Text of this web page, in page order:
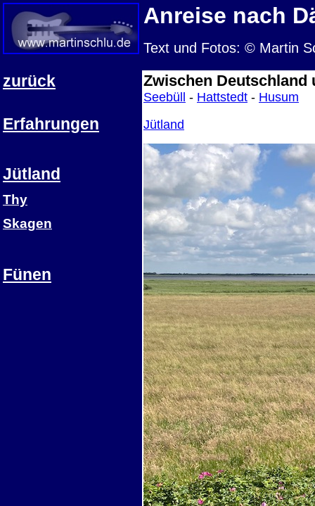
Anreise nach
Text und Fotos: © Martin
zurück
Erfahrungen
Jütland
Thy
Skagen
Fünen
Zwischen Deutschland
Seebüll - Hattstedt - Husum
Jütland